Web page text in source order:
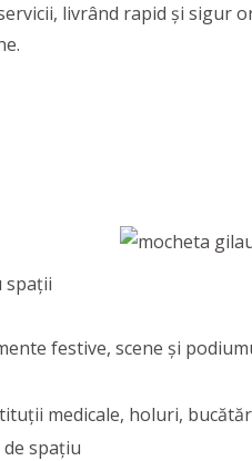
livrând rapid și sigur
spații
festive, scene şi
medicale, holuri,
spațiu